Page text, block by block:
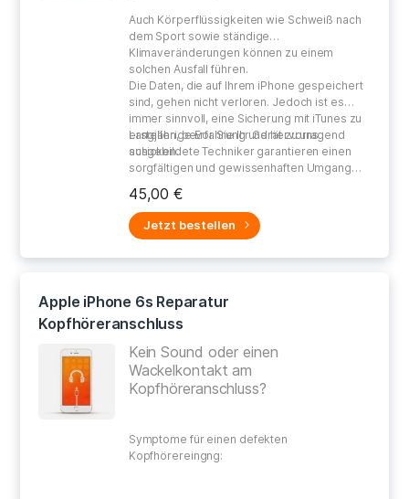
Auch Körperflüssigkeiten wie Schweiß nach
dem Sport sowie ständige
Klimaveränderungen können zu einem
solchen Ausfall führen.
Die Daten, die auf Ihrem iPhone gespeichert
sind, gehen nicht verloren. Jedoch ist es
immer sinnvoll, eine Sicherung mit iTunes zu
erstellen, bevor Sie Ihr Gerät zu uns
schicken.
Langjährige Erfahrung und hervorragend
ausgebildete Techniker garantieren einen
sorgfältigen und gewissenhaften Umgang
45,00 €
Jetzt bestellen
Apple iPhone 6s Reparatur
Kopfhöreranschluss
Kein Sound oder einen
Wackelkontakt am
Kopfhöreranschluss?
Symptome für einen defekten
Kopfhörereingng: